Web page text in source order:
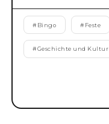
# Bingo # Feste
#Geschichte und Kultur